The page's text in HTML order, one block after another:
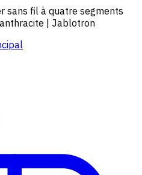
sans fil à quatre segments
| Jablotron